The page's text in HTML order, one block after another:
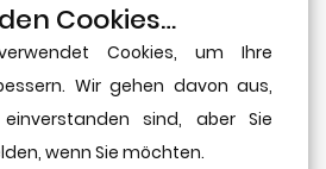
Cookies…
Cookies, um Ihre
Wir gehen davon aus,
sind, aber Sie
wenn Sie möchten.